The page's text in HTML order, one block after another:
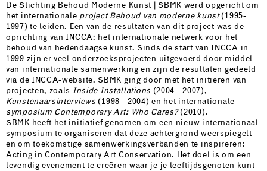
De Stichting Behoud Moderne Kunst | SBMK werd opgericht om
het internationale project Behoud van moderne kunst(1995-
1997) te leiden. Een van de resultaten van dit project was de
oprichting van INCCA: het internationale netwerk voor het
behoud van hedendaagse kunst. Sinds de start van INCCA in
1999 zijn er veel onderzoeksprojecten uitgevoerd door middel
van internationale samenwerking en zijn de resultaten gedeeld
via de INCCA-website. SBMK ging door met het initiëren van
projecten, zoals Inside Installations (2004 - 2007),
Kunstenaarsinterviews (1998 - 2004) en het internationale
symposium Contemporary Art: Who Cares?(2010).
SBMK heeft het initiatief genomen om een ​​nieuw internationaal
symposium te organiseren dat deze achtergrond weerspiegelt
en om toekomstige samenwerkingsverbanden te inspireren:
Acting in Contemporary Art Conservation. Het doel is om een ​​
levendig evenement te creëren waar je je leeftijdsgenoten kunt